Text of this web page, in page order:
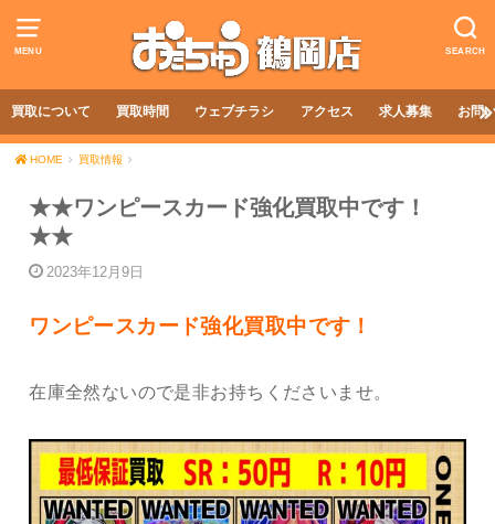
MENU SEARCH
買取について 買取時間 ウェブチラシ アクセス 求人募集 お問
HOME 買取情報
★★ワンピースカード強化買取中です！
★★
2023年12月9日
ワンピースカード強化買取中です！
在庫全然ないので是非お持ちくださいませ。